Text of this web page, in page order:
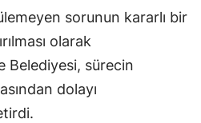
sorunun kararlı bir
olarak
Belediyesi, sürecin
dolayı